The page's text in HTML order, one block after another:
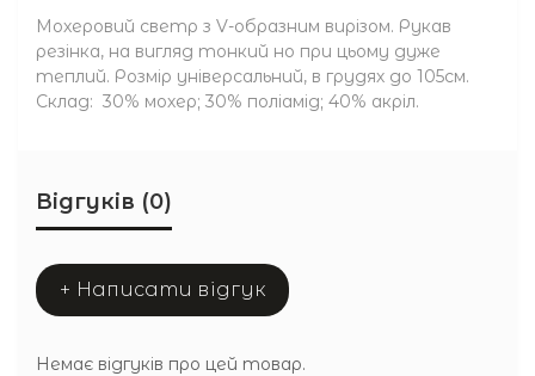
Мохеровий светр з V-образним вирізом. Рукав
резінка, на вигляд тонкий но при цьому дуже
теплий. Розмір універсальний, в грудях до 105см.
Склад: 30% мохер; 30% поліамід; 40% акріл.
Відгуків (0)
+ Написати відгук
Немає відгуків про цей товар.